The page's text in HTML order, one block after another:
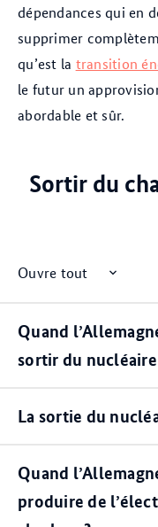
dépendances qui en
supprimer
qu’est la transition
le futur un
abordable et sûr.
Sortir du
Ouvre tout
Quand
sortir du nucléaire
La sortie du
Quand
produire de